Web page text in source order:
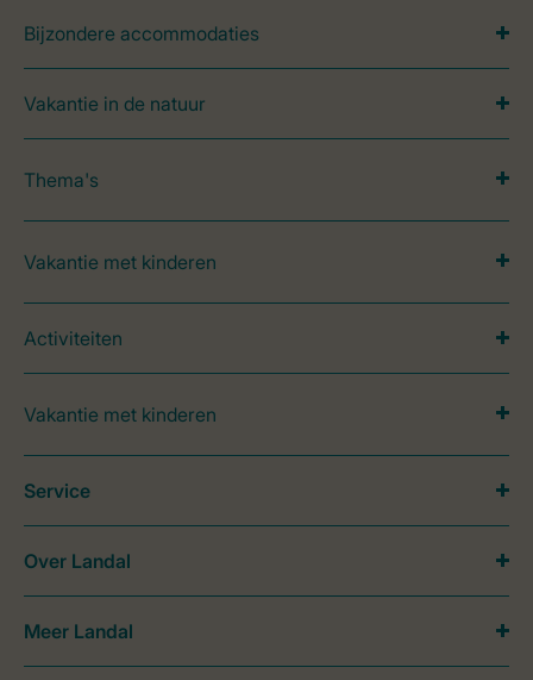
Bijzondere accommodaties
Vakantie in de natuur
Thema's
Vakantie met kinderen
Activiteiten
Vakantie met kinderen
Service
Over Landal
Meer Landal